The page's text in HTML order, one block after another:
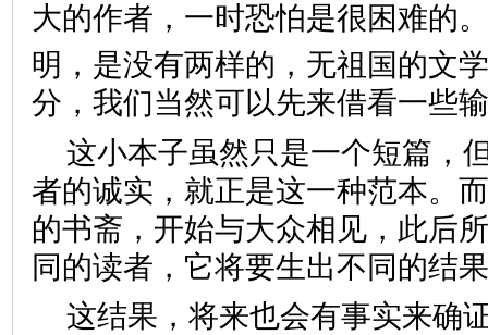
大的作者，一时恐怕是很困难的
明，是没有两样的，无祖国的文学
分，我们当然可以先来借看一些
这小本子虽然只是一个短篇，
者的诚实，就正是这一种范本。
的书斋，开始与大众相见，此后
同的读者，它将要生出不同的结
这结果，将来也会有事实来确